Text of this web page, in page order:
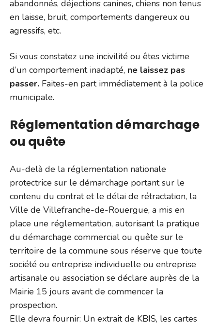
abandonnés, déjections canines, chiens non tenus
en laisse, bruit, comportements dangereux ou
agressifs, etc.
Si vous constatez une incivilité ou êtes victime
d’un comportement inadapté, ne laissez pas
passer. Faites-en part immédiatement à la police
municipale.
Réglementation démarchage
ou quête
Au-delà de la réglementation nationale
protectrice sur le démarchage portant sur le
contenu du contrat et le délai de rétractation, la
Ville de Villefranche-de-Rouergue, a mis en
place une réglementation, autorisant la pratique
du démarchage commercial ou quête sur le
territoire de la commune sous réserve que toute
société ou entreprise individuelle ou entreprise
artisanale ou association se déclare auprès de la
Mairie 15 jours avant de commencer la
prospection.
Elle devra fournir: Un extrait de KBIS, les cartes